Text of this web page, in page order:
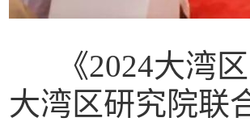
《2024大湾区
大湾区研究院联